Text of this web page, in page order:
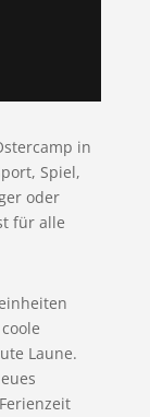
in
Spiel,
oder
für alle
Laune.